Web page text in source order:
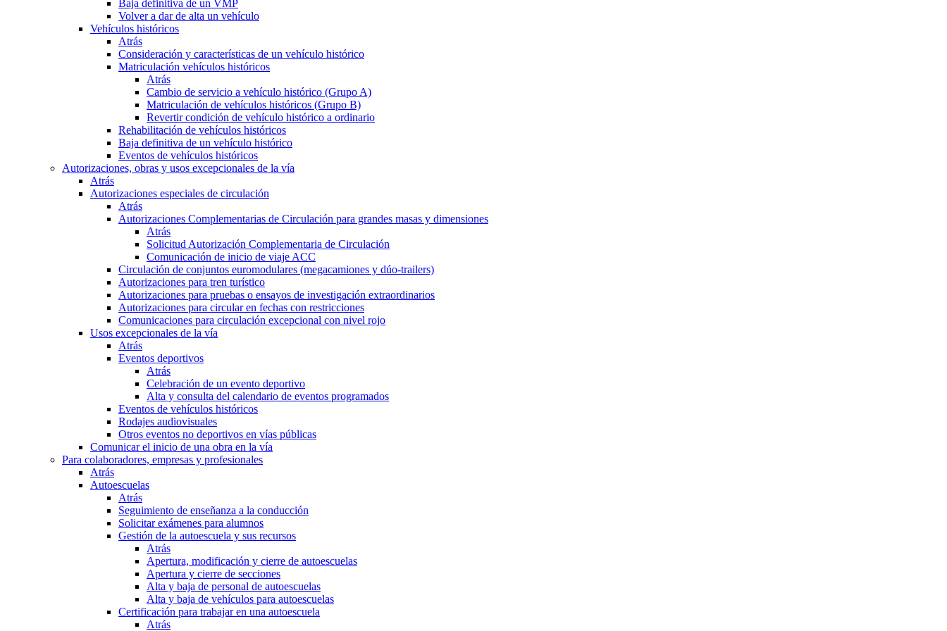
Baja definitiva de un VMP
Volver a dar de alta un vehículo
Vehículos históricos
Atrás
Consideración y características de un vehículo histórico
Matriculación vehículos históricos
Atrás
Cambio de servicio a vehículo histórico (Grupo A)
Matriculación de vehículos históricos (Grupo B)
Revertir condición de vehículo histórico a ordinario
Rehabilitación de vehículos históricos
Baja definitiva de un vehículo histórico
Eventos de vehículos históricos
Autorizaciones, obras y usos excepcionales de la vía
Atrás
Autorizaciones especiales de circulación
Atrás
Autorizaciones Complementarias de Circulación para grandes masas y dimensiones
Atrás
Solicitud Autorización Complementaria de Circulación
Comunicación de inicio de viaje ACC
Circulación de conjuntos euromodulares (megacamiones y dúo-trailers)
Autorizaciones para tren turístico
Autorizaciones para pruebas o ensayos de investigación extraordinarios
Autorizaciones para circular en fechas con restricciones
Comunicaciones para circulación excepcional con nivel rojo
Usos excepcionales de la vía
Atrás
Eventos deportivos
Atrás
Celebración de un evento deportivo
Alta y consulta del calendario de eventos programados
Eventos de vehículos históricos
Rodajes audiovisuales
Otros eventos no deportivos en vías públicas
Comunicar el inicio de una obra en la vía
Para colaboradores, empresas y profesionales
Atrás
Autoescuelas
Atrás
Seguimiento de enseñanza a la conducción
Solicitar exámenes para alumnos
Gestión de la autoescuela y sus recursos
Atrás
Apertura, modificación y cierre de autoescuelas
Apertura y cierre de secciones
Alta y baja de personal de autoescuelas
Alta y baja de vehículos para autoescuelas
Certificación para trabajar en una autoescuela
Atrás